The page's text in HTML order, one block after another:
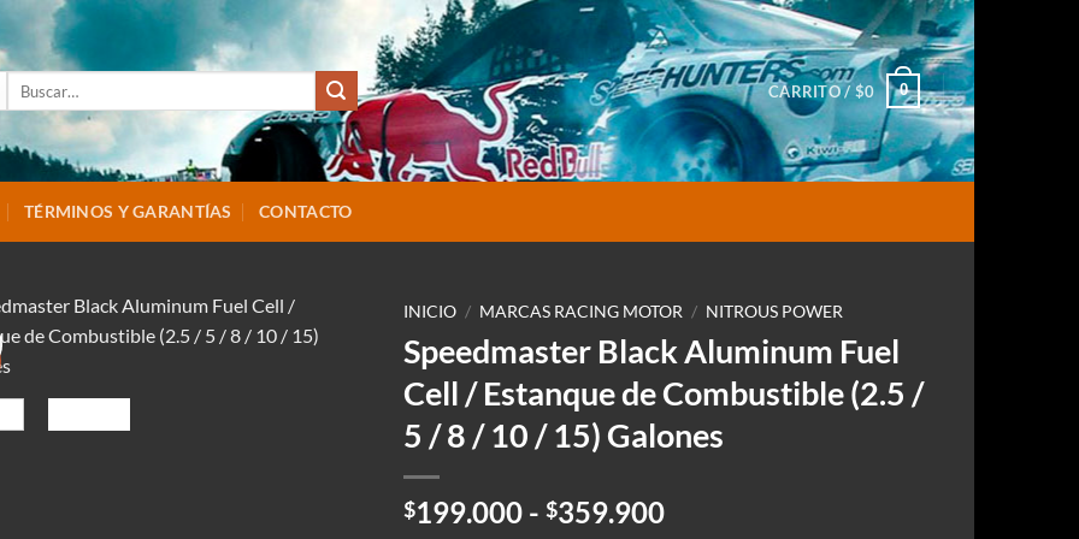
CARRITO /$0 0
TÉRMINOS Y GARANTÍAS CONTACTO
INICIO / MARCAS RACING MOTOR / NITROUS POWER
Speedmaster Black Aluminum Fuel
Cell / Estanque de Combustible (2.5 /
5 / 8 / 10 / 15) Galones
$199.000 - $359.900Rango